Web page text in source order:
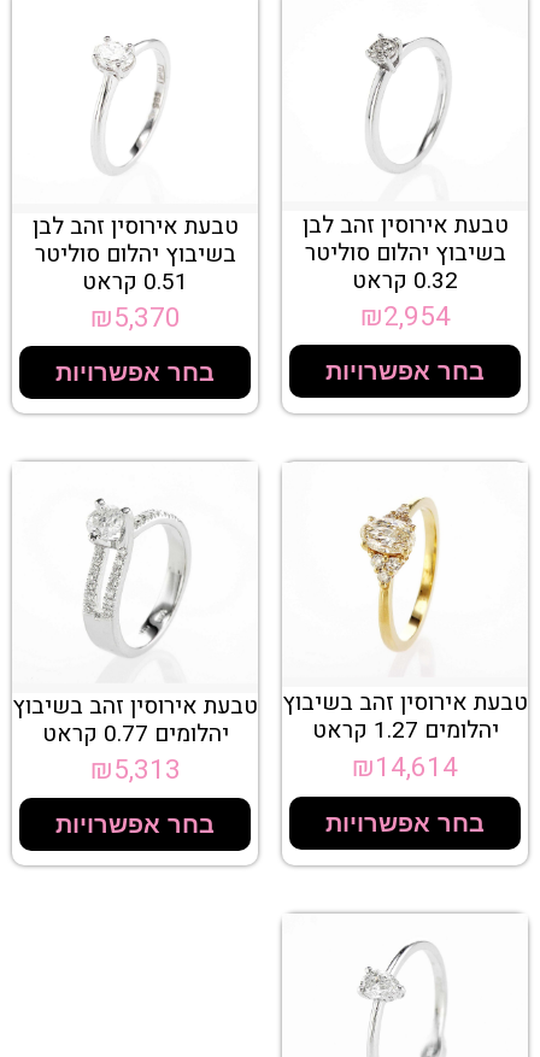
טבעת אירוסין זהב לבן
בשיבוץ יהלום סוליטר
0.32 קראט
₪2,954
בחר אפשרויות
טבעת אירוסין זהב לבן
בשיבוץ יהלום סוליטר
0.51 קראט
₪5,370
בחר אפשרויות
טבעת אירוסין זהב בשיבוץ
יהלומים 1.27 קראט
₪14,614
בחר אפשרויות
טבעת אירוסין זהב בשיבוץ
יהלומים 0.77 קראט
₪5,313
בחר אפשרויות